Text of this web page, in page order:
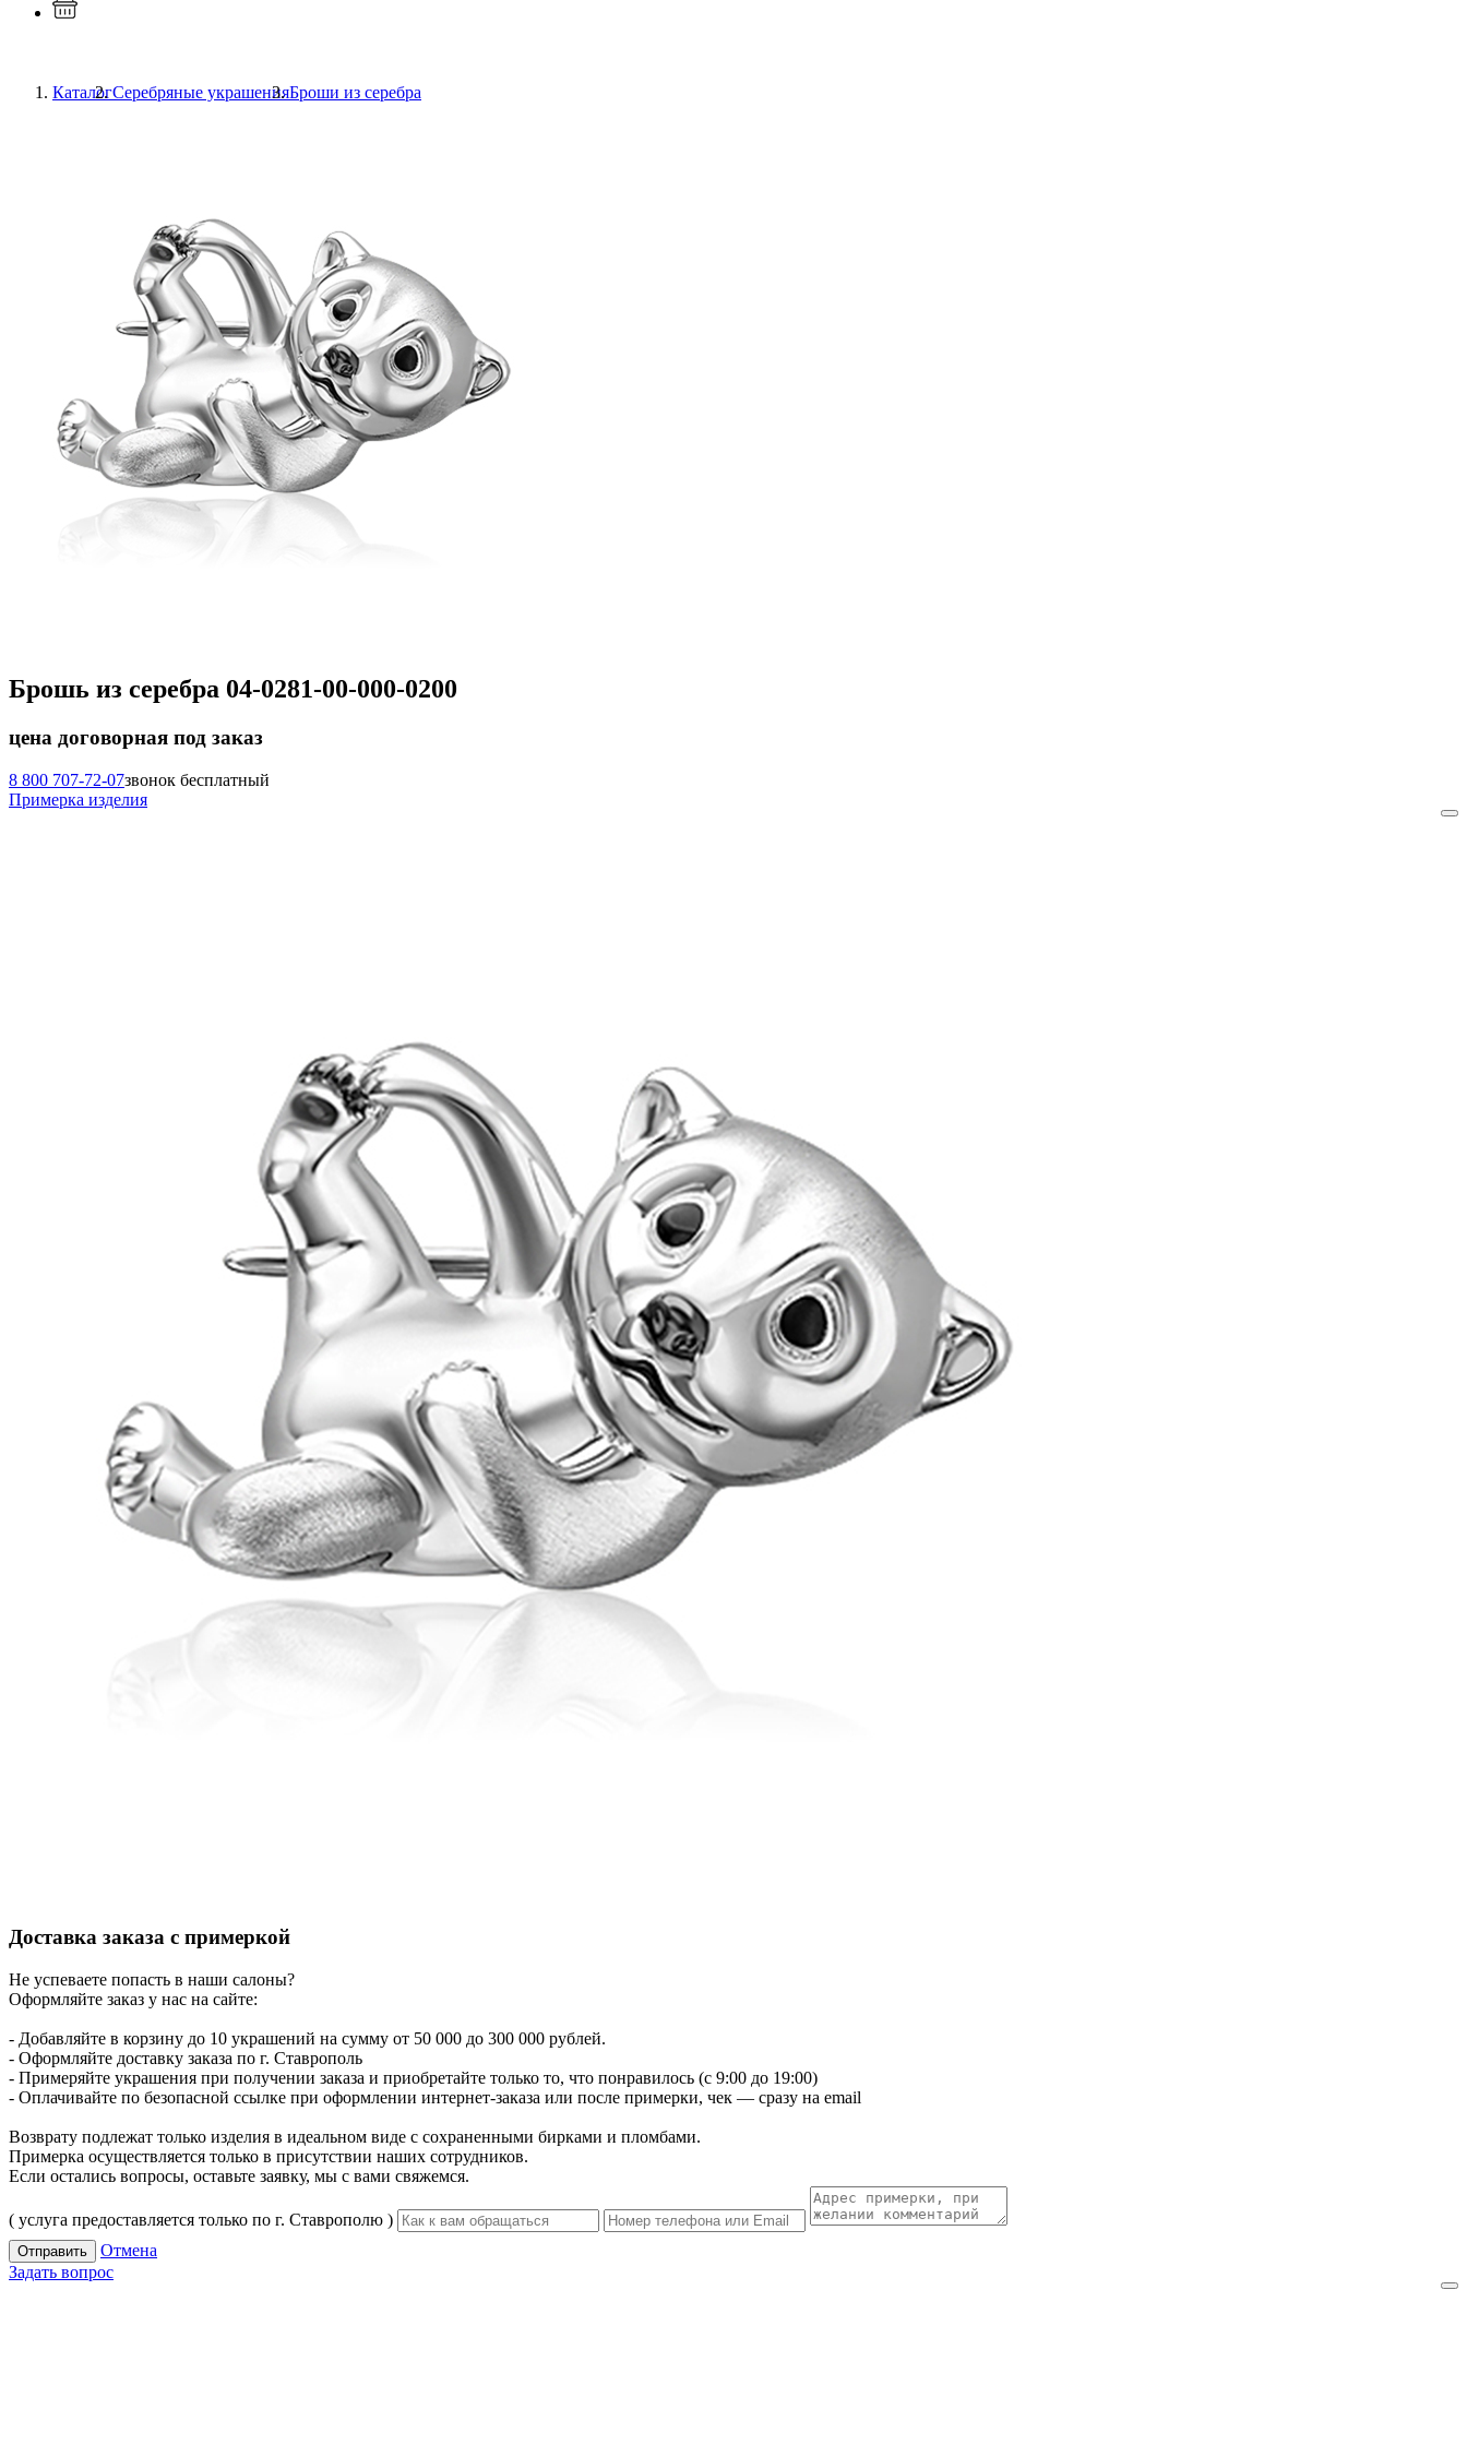
КаталогСеребряные украшенияБроши из серебра
Брошь из серебра 04-0281-00-000-0200
цена договорная под заказ
8 800 707-72-07звонок бесплатный
Примерка изделия
Доставка заказа с примеркой
Не успеваете попасть в наши салоны?
Оформляйте заказ у нас на сайте:
- Добавляйте в корзину до 10 украшений на сумму от 50 000 до 300 000 рублей.
- Оформляйте доставку заказа по г. Ставрополь
- Примеряйте украшения при получении заказа и приобретайте только то, что понравилось (с 9:00 до 19:00)
- Оплачивайте по безопасной ссылке при оформлении интернет-заказа или после примерки, чек — сразу на email
Возврату подлежат только изделия в идеальном виде с сохраненными бирками и пломбами.
Примерка осуществляется только в присутствии наших сотрудников.
Если остались вопросы, оставьте заявку, мы с вами свяжемся.
( услуга предоставляется только по г. Ставрополю )
Отправить
Отмена
Задать вопрос